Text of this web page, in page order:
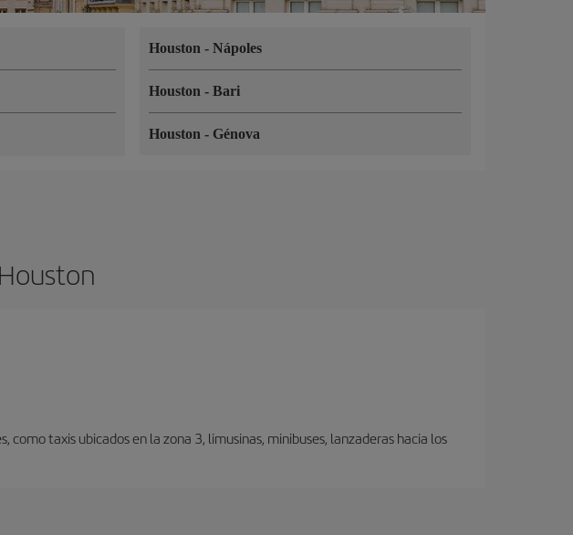
Houston-Nápoles
Houston-Bari
Houston- Génova
taxis ubicados en la zona 3, limusinas, minibuses, lanzaderas hacia los